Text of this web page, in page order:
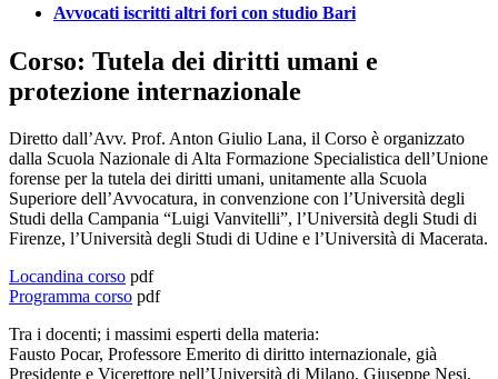
Avvocati iscritti altri fori con studio Bari
Corso: Tutela dei diritti umani e
protezione internazionale
Diretto dall’Avv. Prof. Anton Giulio Lana, il Corso è organizzato
dalla Scuola Nazionale di Alta Formazione Specialistica dell’Unione
forense per la tutela dei diritti umani, unitamente alla Scuola
Superiore dell’Avvocatura, in convenzione con l’Università degli
Studi della Campania “Luigi Vanvitelli”, l’Università degli Studi di
Firenze, l’Università degli Studi di Udine e l’Università di Macerata.
Locandina corso pdf
Programma corso pdf
Tra i docenti; i massimi esperti della materia:
Fausto Pocar, Professore Emerito di diritto internazionale, già
Presidente e Vicerettore nell’Università di Milano, Giuseppe Nesi,